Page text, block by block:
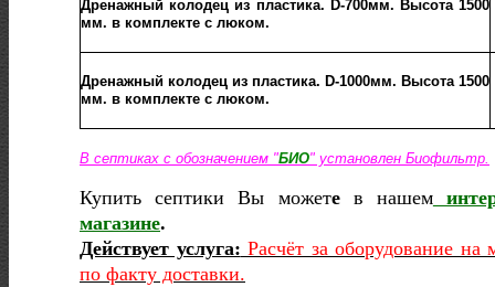
Дренажный колодец из пластика. D-700мм. Высота 1500
мм. в комплекте с люком.
Дренажный колодец из пластика. D-1000мм. Высота 1500
мм. в комплекте с люком.
В септиках с обозначением "БИО" установлен Биофильтр.
Купить септики Вы можете в нашем
магазине.
Действует услуга: Расчёт за оборудование на
по факту доставки.